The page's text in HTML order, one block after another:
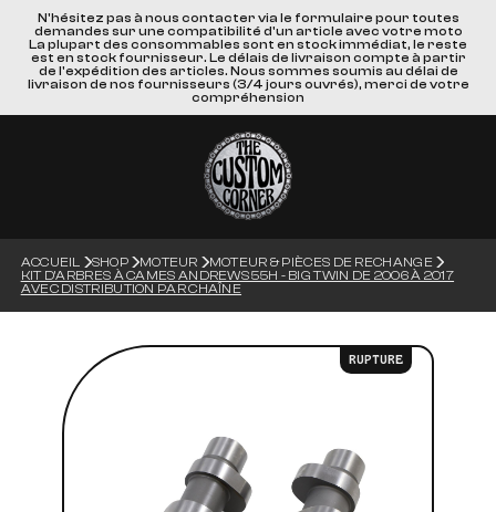
N'hésitez pas à nous contacter via le formulaire pour toutes
demandes sur une compatibilité d'un article avec votre moto
La plupart des consommables sont en stock immédiat, le reste
est en stock fournisseur. Le délais de livraison compte à partir
de l'expédition des articles. Nous sommes soumis au délai de
livraison de nos fournisseurs (3/4 jours ouvrés), merci de votre
compréhension
ACCUEIL SHOP MOTEUR
MOTEUR & PIÈCES DE RECHANGE
KIT D'ARBRES À CAMES ANDREWS 55H - BIG TWIN DE 2006 À 2017
AVEC DISTRIBUTION PAR CHAÎNE
RUPTURE